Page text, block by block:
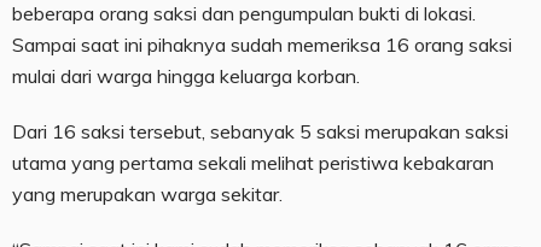
beberapa orang saksi dan pengumpulan bukti di lokasi.
Sampai saat ini pihaknya sudah memeriksa 16 orang saksi
mulai dari warga hingga keluarga korban.
Dari 16 saksi tersebut, sebanyak 5 saksi merupakan saksi
utama yang pertama sekali melihat peristiwa kebakaran
yang merupakan warga sekitar.